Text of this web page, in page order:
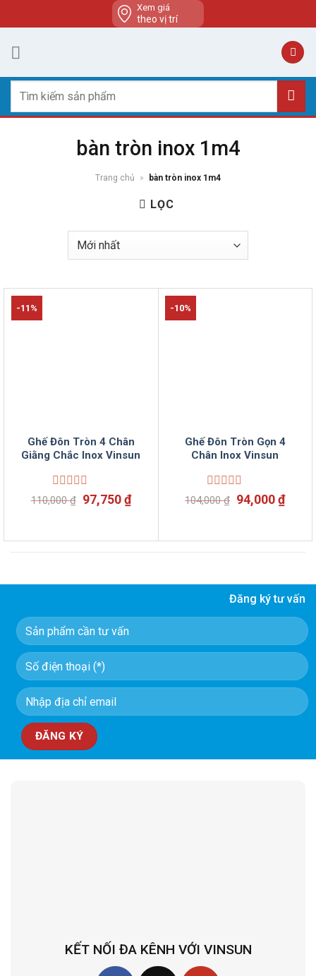
to
content
Xem giá
theo vị trí
kiếm:
bàn tròn inox 1m4
Trang chủ » bàn tròn inox 1m4
LỌC
-11%
Ghế Đôn Tròn 4 Chân
Giằng Chắc Inox Vinsun
Được
5
110,000₫ Giá
gốc
110,000 ₫.
97,750₫Giá
hiện
là:
-10%
Ghế Đôn Tròn Gọn 4
Chân Inox Vinsun
Được
5
104,000₫ Giá
gốc
104,000 ₫.
94,000₫Giá
là:
Đăng ký tư vấn
KẾT NỐI ĐA KÊNH VỚI VINSUN